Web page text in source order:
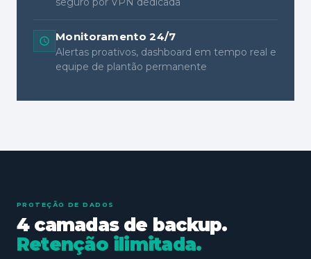
Monitoramento 24/7
Alertas proativos, dashboard em tempo real e
equipe de plantão permanente
PROTEÇÃO DE DADOS
4 camadas de backup.
Retenção ilimitada.